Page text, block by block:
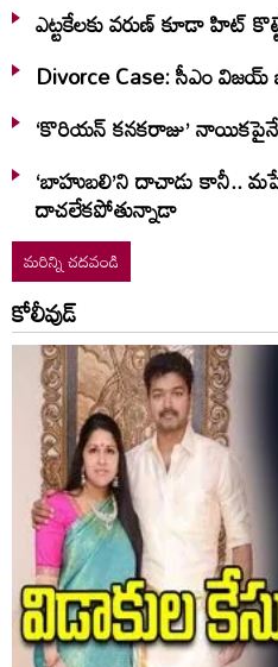
ఎట్టకేలకు వరుణ్ కూడా హిట్
Divorce
‘కొరియన్ కనకరాజు’ నాయికపైనే
‘బాహుబలి’ని దాచాడు కానీ..
దాచలేకపోతున్నాడా
మరిన్ని చదవండి
కోలీవుడ్